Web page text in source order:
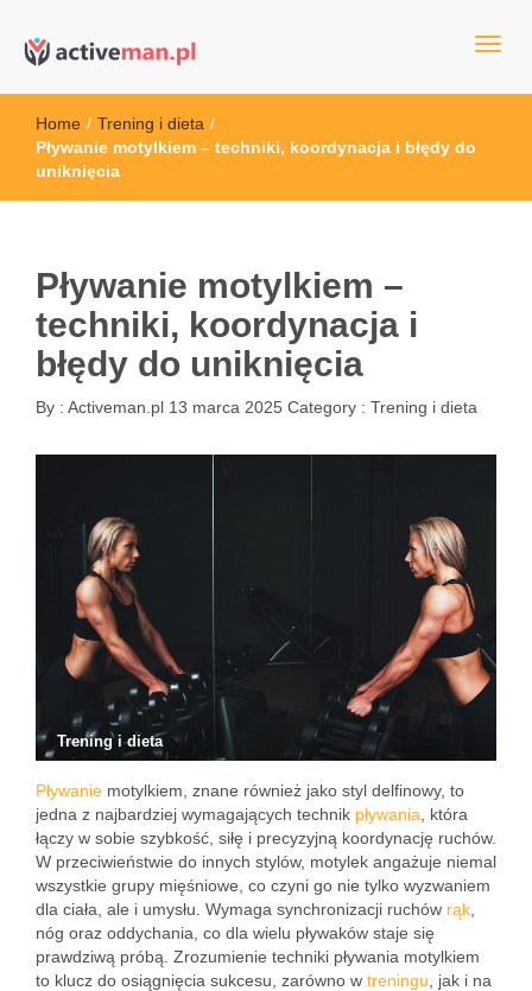
active man – sprzęt sportowy
sportowym
Home / Trening i dieta /
Pływanie motylkiem – techniki, koordynacja i błędy do
uniknięcia
Pływanie motylkiem –
techniki, koordynacja i
błędy do uniknięcia
By : Activeman.pl 13 marca 2025 Category : Trening i dieta
Trening i dieta
Pływanie motylkiem, znane również jako styl delfinowy, to
jedna z najbardziej wymagających technik pływania , która
łączy w sobie szybkość, siłę i precyzyjną koordynację ruchów.
W przeciwieństwie do innych stylów, motylek angażuje niemal
wszystkie grupy mięśniowe, co czyni go nie tylko wyzwaniem
dla ciała, ale i umysłu. Wymaga synchronizacji ruchów rąk
nóg oraz oddychania, co dla wielu pływaków staje się
prawdziwą próbą. Zrozumienie techniki pływania motylkiem
to klucz do osiągnięcia sukcesu, zarówno w treningu , jak i na